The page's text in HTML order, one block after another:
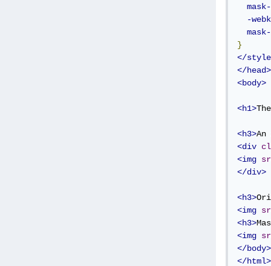
-
}
</
</head>
<body>
<h1>
<h3>An
<div
<img
</div>
<h3>
<img
<h3>
<img
</body>
</html>